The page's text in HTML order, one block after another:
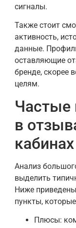
сигналы.
Также стоит
активность,
данные.
оставляющие
бренде, скорее
целям.
в
Анализ
выделить
Ниже
пункты,
Плюсы: